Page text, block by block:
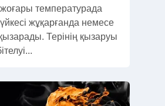
температурада
жұқарғанда немесе
Терінің қызаруы